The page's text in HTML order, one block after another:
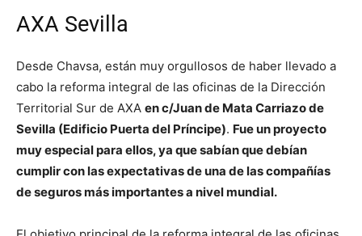
AXA Sevilla
Desde Chavsa, están muy orgullosos de haber llevado a
cabo la reforma integral de las oficinas de la Dirección
Territorial Sur de AXA en c/Juan de Mata Carriazo de
Sevilla (Edificio Puerta del Príncipe). Fue un proyecto
muy especial para ellos, ya que sabían que debían
cumplir con las expectativas de una de las compañías
de seguros más importantes a nivel mundial.